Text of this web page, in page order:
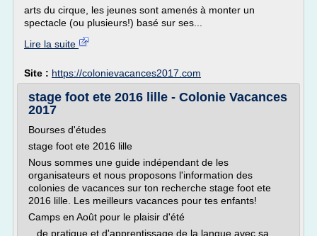
arts du cirque, les jeunes sont amenés à monter un
spectacle (ou plusieurs!) basé sur ses...
Lire la suite
Site : https://colonievacances2017.com
stage foot ete 2016 lille - Colonie Vacances
2017
Bourses d'études
stage foot ete 2016 lille
Nous sommes une guide indépendant de les
organisateurs et nous proposons l'information des
colonies de vacances sur ton recherche stage foot ete
2016 lille. Les meilleurs vacances pour tes enfants!
Camps en Août pour le plaisir d'été
...de pratique et d'apprentissage de la langue avec sa